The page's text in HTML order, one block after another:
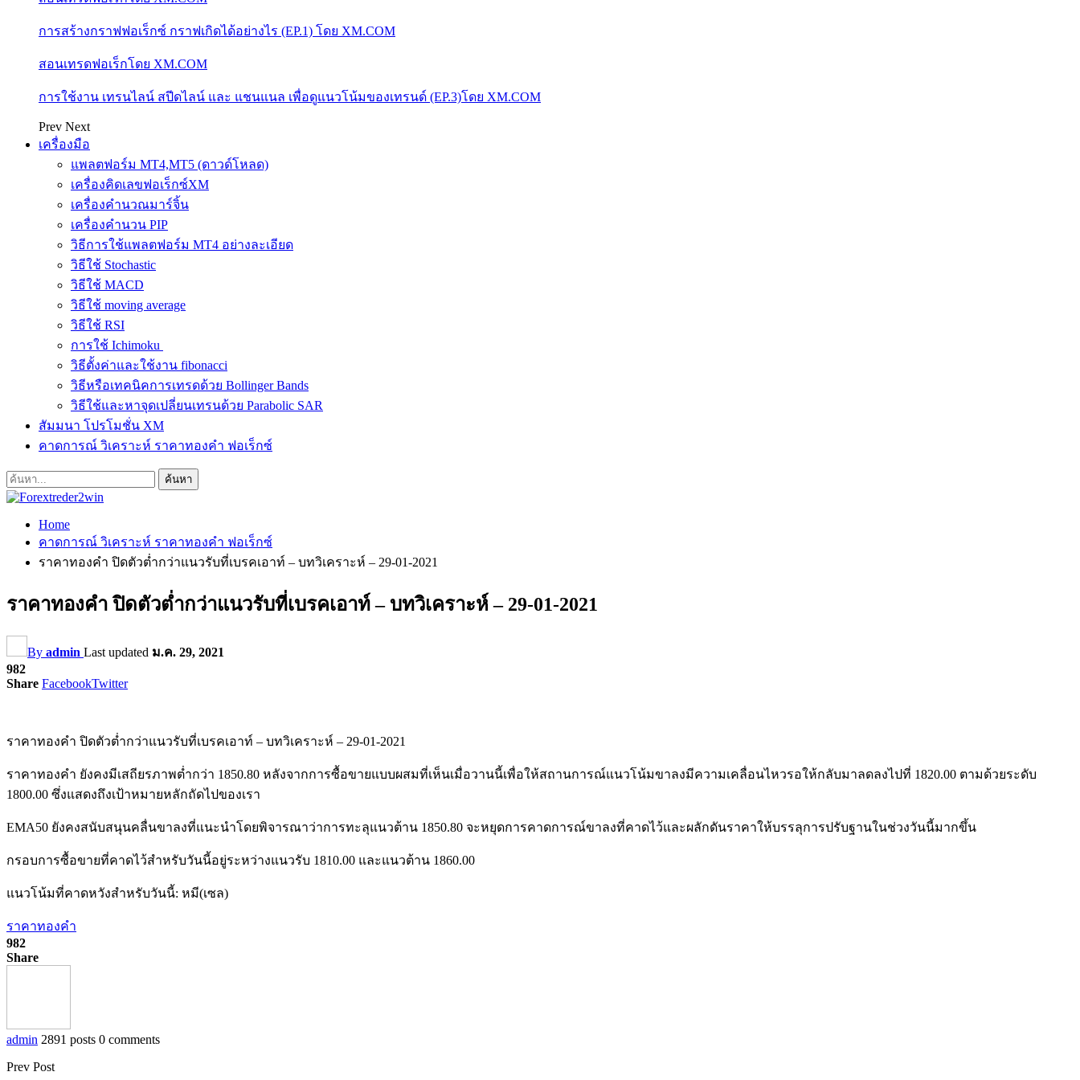
การสร้างกราฟฟอเร็กซ์ กราฟเกิดได้อย่างไร (EP.1) โดย XM.COM
สอนเทรดฟอเร็กโดย XM.COM
การใช้งาน เทรนไลน์ สปีดไลน์ และ แชนแนล เพื่อดูแนวโน้มของเทรนด์ (EP.3)โดย XM.COM
Prev Next
เครื่องมือ
แพลตฟอร์ม MT4,MT5 (ดาวด์โหลด)
เครื่องคิดเลขฟอเร็กซ์XM
เครื่องคำนวณมาร์จิ้น
เครื่องคำนวน PIP
วิธีการใช้แพลตฟอร์ม MT4 อย่างละเอียด
วิธีใช้ Stochastic
วิธีใช้ MACD
วิธีใช้ moving average
วิธีใช้ RSI
การใช้ Ichimoku
วิธีตั้งค่าและใช้งาน fibonacci
วิธีหรือเทคนิคการเทรดด้วย Bollinger Bands
วิธีใช้และหาจุดเปลี่ยนเทรนด้วย Parabolic SAR
สัมมนา โปรโมชั่น XM
คาดการณ์ วิเคราะห์ ราคาทองคำ ฟอเร็กซ์
Home
คาดการณ์ วิเคราะห์ ราคาทองคำ ฟอเร็กซ์
ราคาทองคำ ปิดตัวต่ำกว่าแนวรับที่เบรคเอาท์ – บทวิเคราะห์ – 29-01-2021
ราคาทองคำ ปิดตัวต่ำกว่าแนวรับที่เบรคเอาท์ – บทวิเคราะห์ – 29-01-2021
By admin Last updated ม.ค. 29, 2021
982
Share FacebookTwitter
ราคาทองคำ ปิดตัวต่ำกว่าแนวรับที่เบรคเอาท์ – บทวิเคราะห์ – 29-01-2021
ราคาทองคำ ยังคงมีเสถียรภาพต่ำกว่า 1850.80 หลังจากการซื้อขายแบบผสมที่เห็นเมื่อวานนี้เพื่อให้สถานการณ์แนวโน้มขาลงมีความเคลื่อนไหวรอให้กลับมาลดลงไปที่ 1820.00 ตามด้วยระดับ
1800.00 ซึ่งแสดงถึงเป้าหมายหลักถัดไปของเรา
EMA50 ยังคงสนับสนุนคลื่นขาลงที่แนะนำโดยพิจารณาว่าการทะลุแนวต้าน 1850.80 จะหยุดการคาดการณ์ขาลงที่คาดไว้และผลักดันราคาให้บรรลุการปรับฐานในช่วงวันนี้มากขึ้น
กรอบการซื้อขายที่คาดไว้สำหรับวันนี้อยู่ระหว่างแนวรับ 1810.00 และแนวต้าน 1860.00
แนวโน้มที่คาดหวังสำหรับวันนี้: หมี(เซล)
ราคาทองคำ
982
Share
admin 2891 posts 0 comments
Prev Post